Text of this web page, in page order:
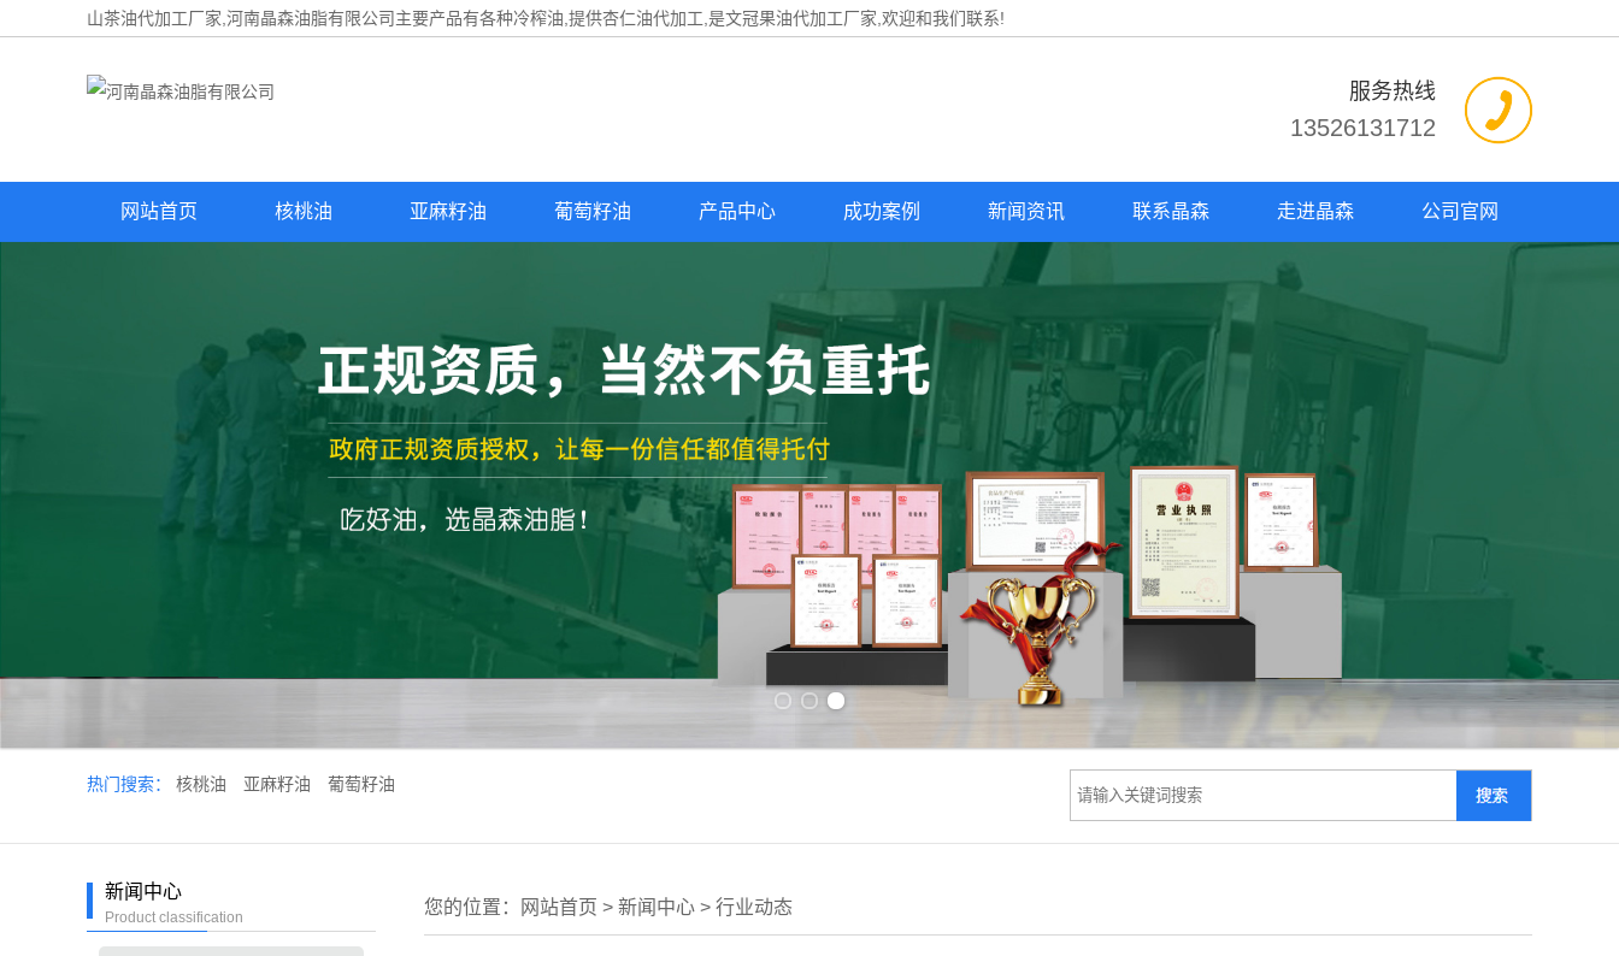
山茶油代加工厂家,河南晶森油脂有限公司主要产品有各种冷榨油,提供杏仁油代加工 ,是文冠果油代加工厂家,欢迎和我们联系!
服务热线
13526131712
网站首页 核桃油 亚麻籽油 葡萄籽油 产品中心 成功案例 新闻资讯 联系晶森 走进晶森 公司官网
热门搜索： 核桃油 亚麻籽油 葡萄籽油
新闻中心
Product classification 您的位置： 网站首页 > 新闻中心 > 行业动态